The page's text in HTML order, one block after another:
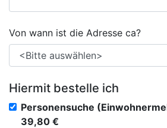
Von wann ist die Adresse ca?
Hiermit bestelle ich
Personensuche
39,80 €